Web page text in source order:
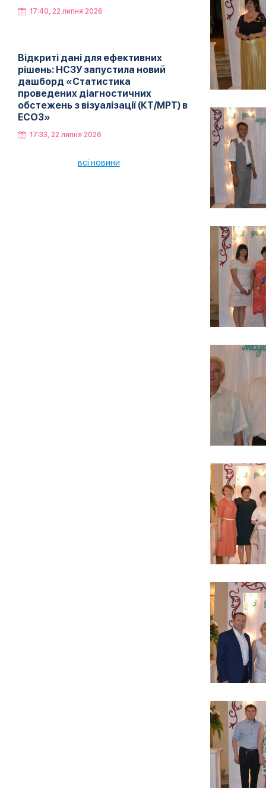
17:40, 22 липня 2026
Відкриті дані для ефективних
рішень: НСЗУ запустила новий
дашборд «Статистика
проведених діагностичних
обстежень з візуалізації (КТ/МРТ) в
ЕСОЗ»
17:33, 22 липня 2026
всі новини